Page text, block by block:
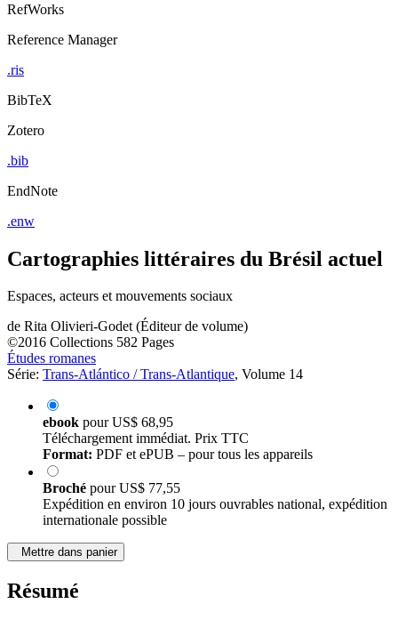
RefWorks
Reference Manager
.ris
BibTeX
Zotero
.bib
EndNote
.enw
Cartographies littéraires du Brésil actuel
Espaces, acteurs et mouvements sociaux
de Rita Olivieri-Godet (Éditeur de volume)
©2016 Collections 582 Pages
Études romanes
Série: Trans-Atlántico / Trans-Atlantique, Volume 14
ebook pourUS$ 68,95
Téléchargement immédiat. Prix TTC
Format: PDF et ePUB – pour tous les appareils
Broché pourUS$ 77,55
Expédition en environ 10 jours ouvrables national, expédition
internationale possible
Mettre dans panier
Résumé